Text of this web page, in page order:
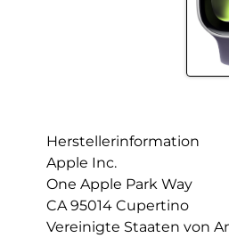
Herstellerinformation
Apple Inc.
One Apple Park Way
CA 95014 Cupertino
Vereinigte Staaten von